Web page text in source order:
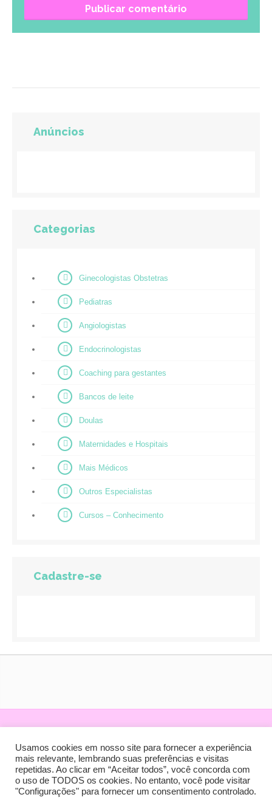
Anúncios
Categorias
Ginecologistas Obstetras
Pediatras
Angiologistas
Endocrinologistas
Coaching para gestantes
Bancos de leite
Doulas
Maternidades e Hospitais
Mais Médicos
Outros Especialistas
Cursos – Conhecimento
Cadastre-se
SHOPPINGdaGESTANTE® Com. de Produtos Infantis e
Serviços Ltda. CNPJ: 02379426/0001-23 Copyright ® -
Todos os direitos reservados.
Usamos cookies em nosso site para fornecer a experiência
mais relevante, lembrando suas preferências e visitas
repetidas. Ao clicar em “Aceitar todos”, você concorda com
o uso de TODOS os cookies. No entanto, você pode visitar
"Configurações" para fornecer um consentimento controlado.